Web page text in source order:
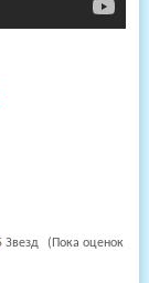
(Пока оценок